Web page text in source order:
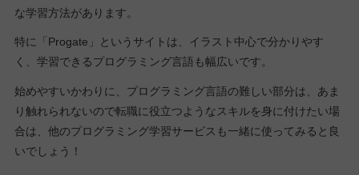
な学習方法があります。
特に「Progate」というサイトは、イラスト中心で分かりやす
く、学習できるプログラミング言語も幅広いです。
始めやすいかわりに、プログラミング言語の難しい部分は、あま
り触れられないので転職に役立つようなスキルを身に付けたい場
合は、他のプログラミング学習サービスも一緒に使ってみると良
いでしょう！